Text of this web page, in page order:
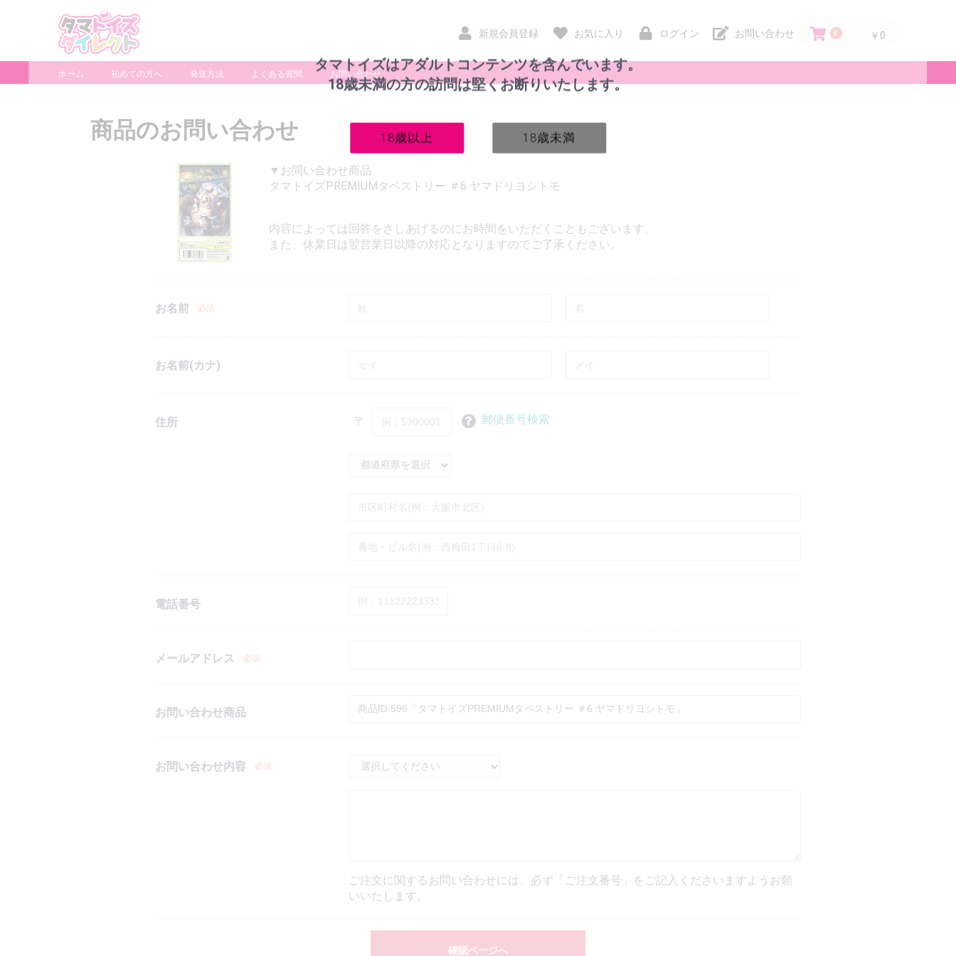
タマトイズはアダルトコンテンツを含んでいます。
18歳未満の方の訪問は堅くお断りいたします。
18歳以上 18歳未満
新規会員登録 お気に入り ログイン お問い合わせ 0 ￥0
ホーム 初めての方へ 発送方法 よくある質問 お問い合わせ
商品のお問い合わせ
▼お問い合わせ商品
タマトイズPREMIUMタペストリー ＃6 ヤマドリヨシトモ
内容によっては回答をさしあげるのにお時間をいただくこともございます。
また、休業日は翌営業日以降の対応となりますのでご了承ください。
お名前 必須
お名前(カナ)
住所 〒 郵便番号検索
電話番号
メールアドレス 必須
お問い合わせ商品
お問い合わせ内容 必須
ご注文に関するお問い合わせには、必ず「ご注文番号」をご記入くださいますようお願
いいたします。
確認ページへ